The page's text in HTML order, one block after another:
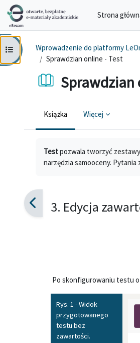
Przejdź do głównej zawartości
Strona
Otwórz indeks kursu
Wprowadzenie do platformy
Sprawdzian online - Test
Sprawdzian
Książka Więcej
Testpozwala tworzyć
narzędzia samooceny.
3. Edycja
Po skonfigurowaniu testu
Rys. 1 - Widok
przygotowanego
testu bez
zawartości.